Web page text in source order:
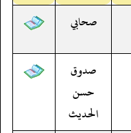
صحابي
صدوق
حسن
الحديث